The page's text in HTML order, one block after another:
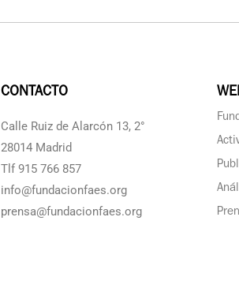
CONTACTO
Calle Ruiz de Alarcón 13, 2°
28014 Madrid
Tlf 915 766 857
info@fundacionfaes.org
prensa@fundacionfaes.org